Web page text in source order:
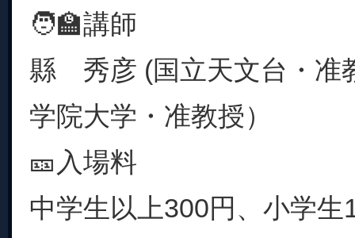
🧑‍🏫講師
縣 秀彦 (国立天文台・准
学院大学・准教授）
🎫入場料
中学生以上300円、小学生